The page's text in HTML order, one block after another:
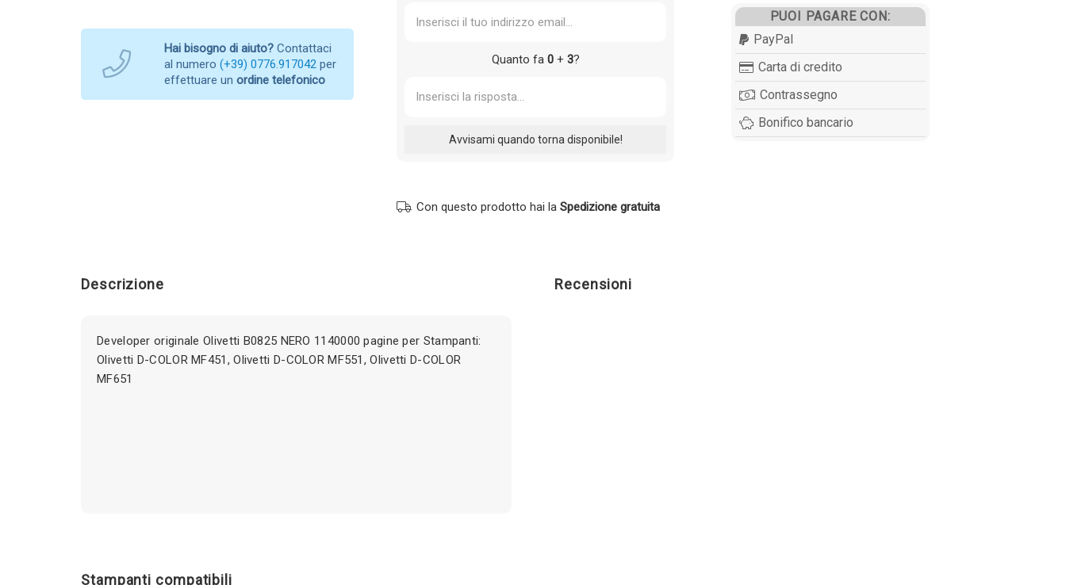
Hai bisogno di aiuto? Contattaci
al numero (+39) 0776.917042 per
effettuare un ordine telefonico
Quanto fa 0+ 3?
Con questo prodotto hai la Spedizione gratuita
PUOI PAGARE CON:
PayPal
Carta di credito
Contrassegno
Bonifico bancario
Descrizione
Developer originale Olivetti B0825 NERO 1140000 pagine per Stampanti:
Olivetti D-COLOR MF451, Olivetti D-COLOR MF551, Olivetti D-COLOR
MF651
Recensioni
Stampanti compatibili